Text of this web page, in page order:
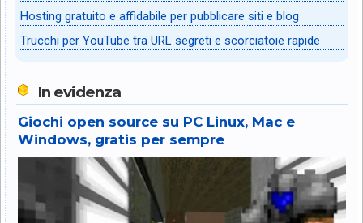
Hosting gratuito e affidabile per pubblicare siti e blog
Trucchi per YouTube tra URL segreti e scorciatoie rapide
In evidenza
Giochi open source su PC Linux, Mac e
Windows, gratis per sempre